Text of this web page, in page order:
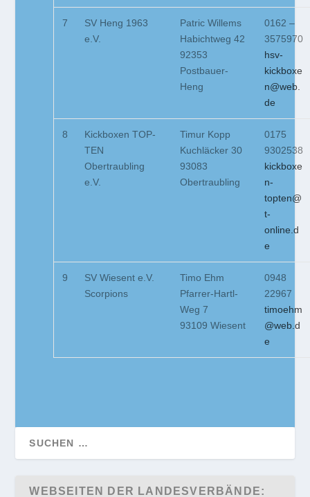
7
SV Heng 1963
e.V.
Patric Willems
Habichtweg 42
92353
Postbauer-
Heng
0162 –
3575970
hsv-
kickboxe
n@web.
de
8
Kickboxen TOP-
TEN
Obertraubling
e.V.
Timur Kopp
Kuchläcker 30
93083
Obertraubling
0175
9302538
kickboxe
n-
topten@
t-
online.d
e
9
SV Wiesent e.V.
Scorpions
Timo Ehm
Pfarrer-Hartl-
Weg 7
93109 Wiesent
0948
22967
timoehm
@web.d
e
WEBSEITEN DER LANDESVERBÄNDE: